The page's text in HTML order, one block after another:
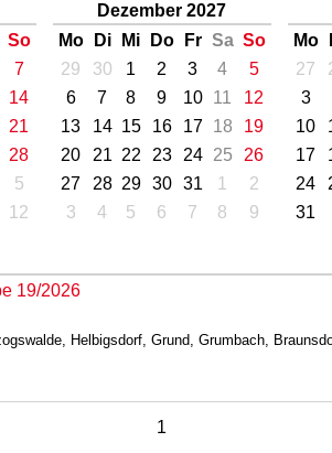
So
7
14
21
28
5
12
Dezember 2027
Mo
Di Mi Do Fr Sa So
29
30 1 2 3 4
5
6
7 8 9 10 11
12
13
14 15 16 17 18
19
20
21 22 23 24 25
26
27
28 29 30 31 1
2
3
4 5 6 7 8 9
Mo
27
3
10
17
24
31
19/2026
Helbigsdorf, Grund, Grumbach,
1